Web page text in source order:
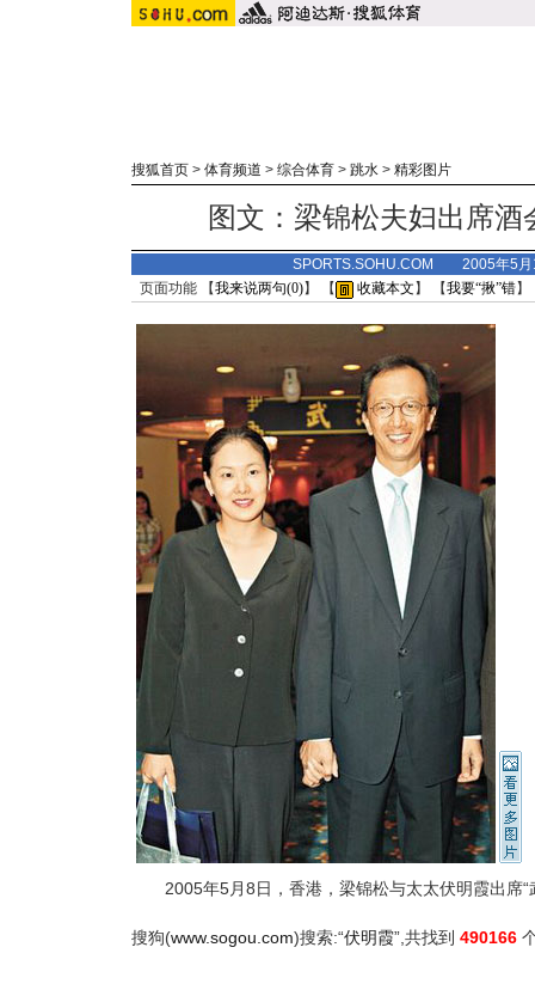
搜狐首页 > 体育频道 > 综合体育 > 跳水 > 精彩图片
图文：梁锦松夫妇出席
SPORTS.SOHU.COM 2005年5
页面功能 【我来说两句(0)】 【 收藏本文 】 【我要“揪”错】
2005年5月8日，香港，梁锦松与太太伏明霞出席“
搜狗(www.sogou.com)搜索:“伏明霞”,共找到 490166